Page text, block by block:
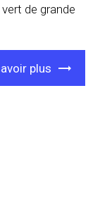
de grande
plus